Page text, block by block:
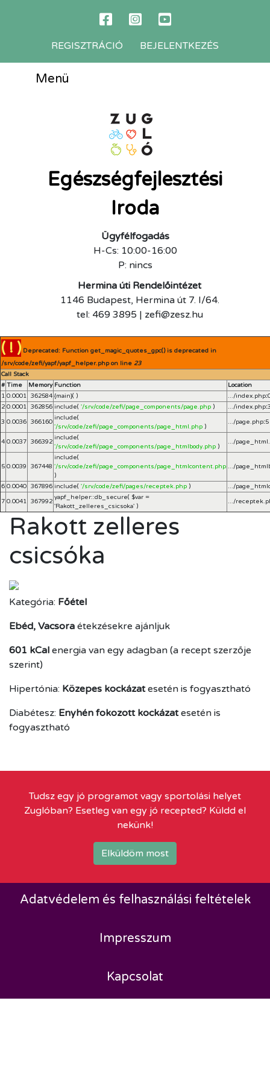
REGISZTRÁCIÓ BEJELENTKEZÉS
Menü
Egészségfejlesztési
Iroda
Ügyfélfogadás
H-Cs: 10:00-16:00
P: nincs
Hermina úti Rendelőintézet
1146 Budapest, Hermina út 7. I/64.
tel: 469 3895 | zefi@zesz.hu
( ! ) Deprecated: Function get_magic_quotes_gpc() is deprecated in
/srv/code/zefi/yapf/yapf_helper.php on line 23
Call Stack
# Time Memory Function
Location
1 0.0001 362584 {main}( ) .../index.php:
2 0.0001 362856 include( '/srv/code/zefi/page_components/page.php ) .../index.php:
3 0.0036 366160
include(
'/srv/code/zefi/page_components/page_html.php )
.../page.php:5
4 0.0037 366392
include(
'/srv/code/zefi/page_components/page_htmlbody.php )
.../
5 0.0039 367448
include(
'/srv/code/zefi/page_components/page_htmlcontent.php
)
.../
6 0.0040 367896 include( '/srv/code/zefi/pages/receptek.php ) .../
7 0.0041 367992
yapf_helper::db_secure( $var =
'Rakott_zelleres_csicsoka' )
.../
Rakott zelleres
csicsóka
Kategória: Főétel
Ebéd, Vacsora étekzésekre ajánljuk
601 kCal energia van egy adagban (a recept szerzője
szerint)
Hipertónia: Közepes kockázatesetén is fogyasztható
Diabétesz: Enyhén fokozott kockázatesetén is
fogyasztható
Tudsz egy jó programot vagy sportolási helyet
Zuglóban? Esetleg van egy jó recepted? Küldd el
nekünk!
Elküldöm most
Adatvédelem és felhasználási feltételek
Impresszum
Kapcsolat